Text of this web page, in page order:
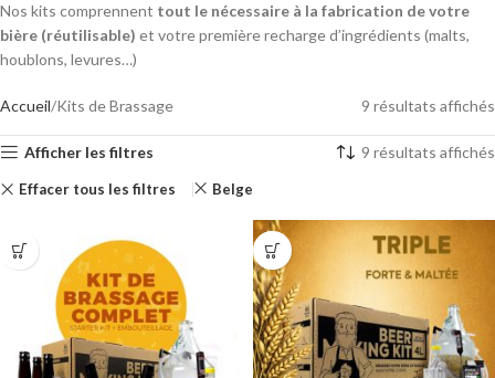
Nos kits comprennent tout le nécessaire à la fabrication de votre
bière (réutilisable) et votre première recharge d’ingrédients (malts,
houblons, levures…)
Accueil Kits de Brassage 9 résultats affichés
Afficher les filtres 9 résultats affichés
Effacer tous les filtres Belge